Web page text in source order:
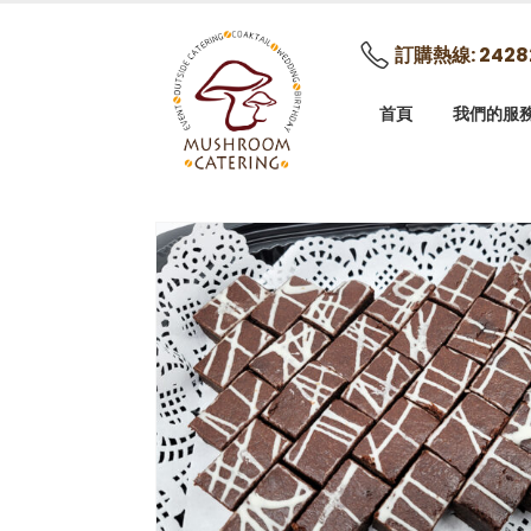
訂購熱線:
首頁 我們的服